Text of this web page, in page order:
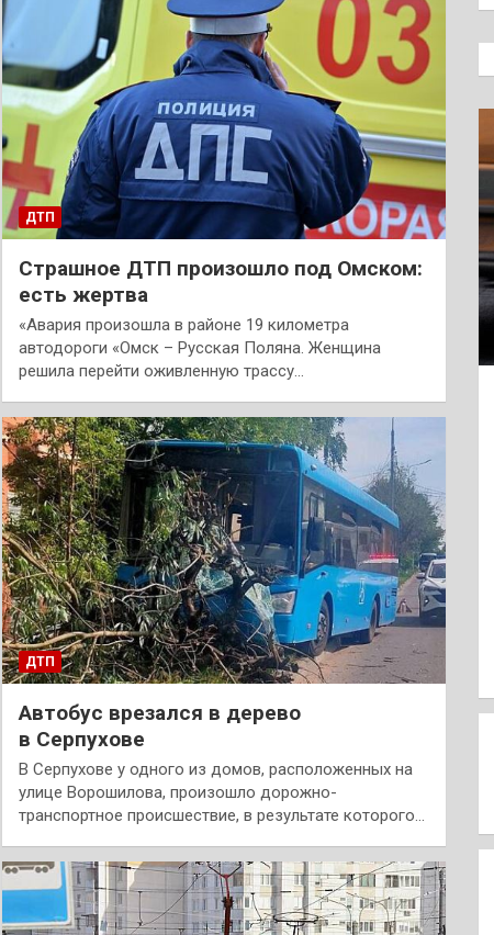
ДТП
Страшное ДТП произошло под Омском:
есть жертва
«Авария произошла в районе 19 километра
автодороги «Омск – Русская Поляна. Женщина
решила перейти оживленную трассу…
ДТП
Автобус врезался в дерево
в Серпухове
В Серпухове у одного из домов, расположенных на
улице Ворошилова, произошло дорожно-
транспортное происшествие, в результате которого…